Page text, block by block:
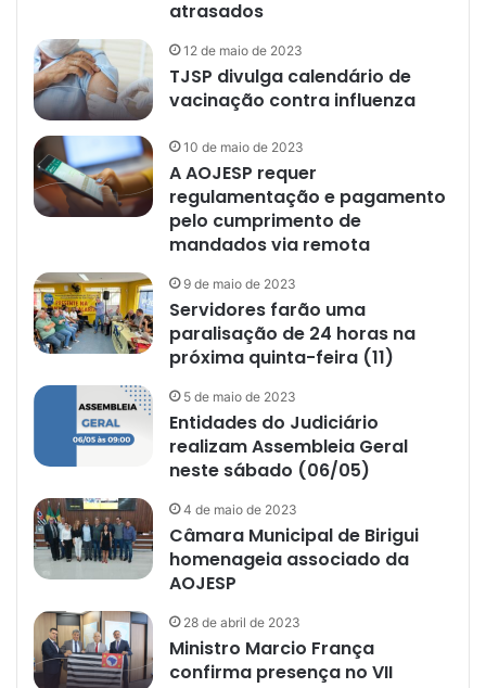
atrasados
12 de maio de 2023
TJSP divulga calendário de
vacinação contra influenza
10 de maio de 2023
A AOJESP requer
regulamentação e pagamento
pelo cumprimento de
mandados via remota
9 de maio de 2023
Servidores farão uma
paralisação de 24 horas na
próxima quinta-feira (11)
5 de maio de 2023
Entidades do Judiciário
realizam Assembleia Geral
neste sábado (06/05)
4 de maio de 2023
Câmara Municipal de Birigui
homenageia associado da
AOJESP
28 de abril de 2023
Ministro Marcio França
confirma presença no VII